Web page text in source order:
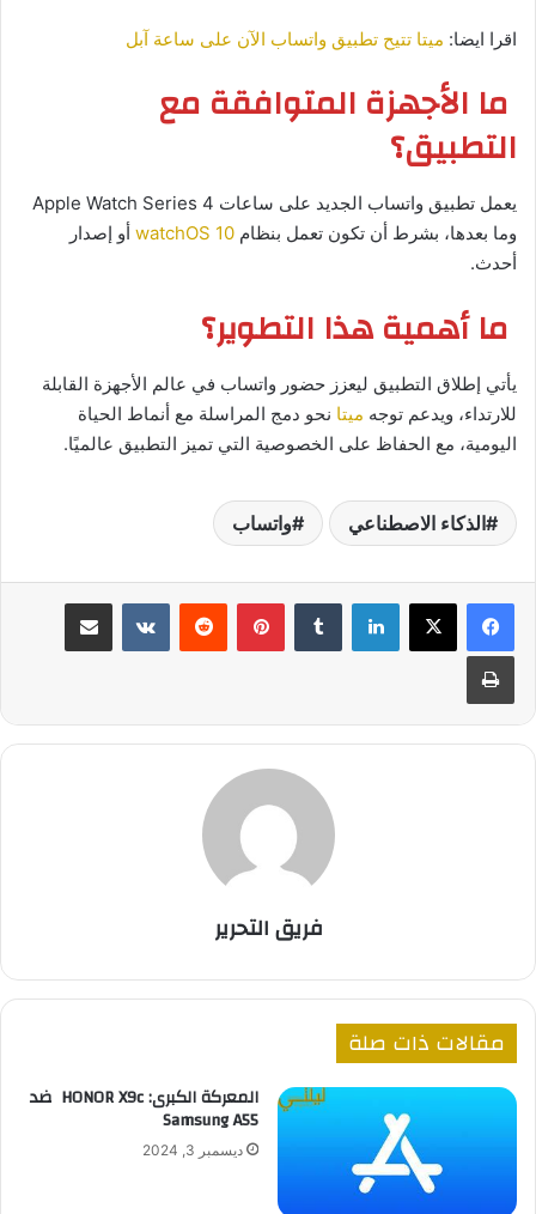
اقرا ايضا: ميتا تتيح تطبيق واتساب الآن على ساعة آبل
ما الأجهزة المتوافقة مع
التطبيق؟
يعمل تطبيق واتساب الجديد على ساعات Apple Watch Series 4
وما بعدها، بشرط أن تكون تعمل بنظام watchOS 10 أو إصدار
أحدث.
ما أهمية هذا التطوير؟
يأتي إطلاق التطبيق ليعزز حضور واتساب في عالم الأجهزة القابلة
للارتداء، ويدعم توجه ميتا نحو دمج المراسلة مع أنماط الحياة
اليومية، مع الحفاظ على الخصوصية التي تميز التطبيق عالميًا.
الذكاء الاصطناعي واتساب
لينكدإن بينتيريست مشاركة عبر البريد
طباعة
فريق التحرير
مقالات ذات صلة
المعركة الكبرى: HONOR X9c ضد
Samsung A55
ديسمبر 3, 2024